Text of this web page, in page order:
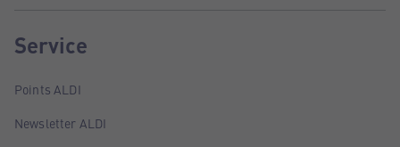
Service
Points ALDI
Newsletter ALDI